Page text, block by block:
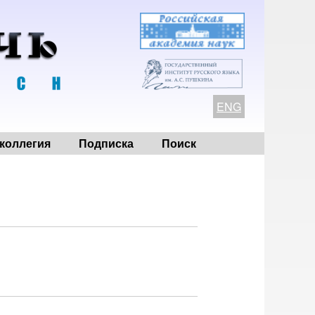
ENG
Подписка Поиск